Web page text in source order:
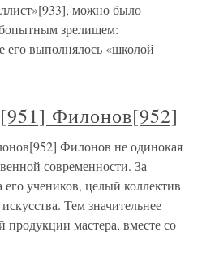
можно было
зрелищем:
его выполнялось «школой
Филонов[952]
Филонов не одинокая
современности. За
учеников, целый коллектив
Тем значительнее
продукции мастера, вместе со